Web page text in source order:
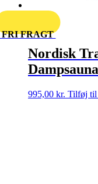
FRAGT
Nordisk
Dampsauna
995,00 kr. Tilføj